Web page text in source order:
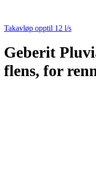
Takavløp opptil 12 l/s
Geberit
flens, for